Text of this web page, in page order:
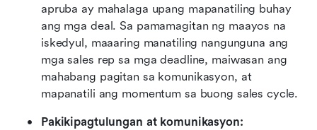
apruba ay mahalaga upang mapanatiling buhay
ang mga deal. Sa pamamagitan ng maayos na
iskedyul, maaaring manatiling nangunguna ang
mga sales rep sa mga deadline, maiwasan ang
mahabang pagitan sa komunikasyon, at
mapanatili ang momentum sa buong sales cycle.
Pakikipagtulungan at komunikasyon: